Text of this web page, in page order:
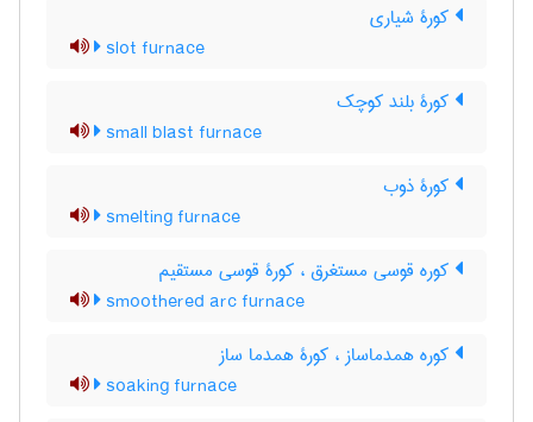
کورۀ شیاری
slot furnace
کورۀ بلند کوچک
small blast furnace
کورۀ ذوب
smelting furnace
کوره قوسی مستغرق ، کورۀ قوسی مستقیم
smoothered arc furnace
کوره همدماساز ، کورۀ همدما ساز
soaking furnace